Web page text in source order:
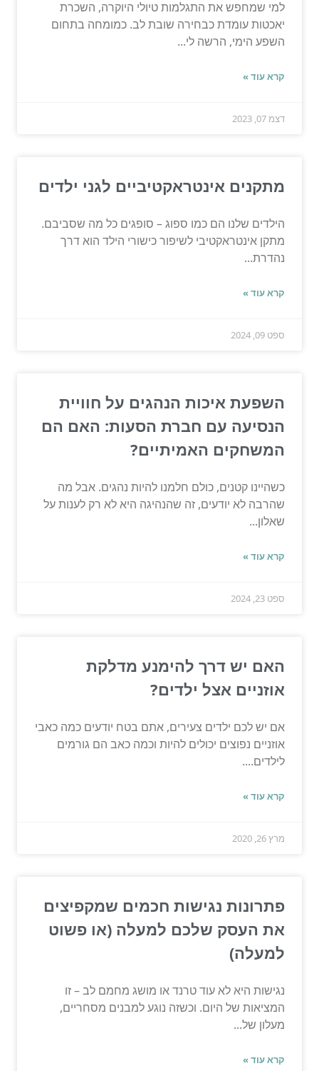
למי שמחפש את התגלמות טיולי היוקרה, השכרת
יאכטות עומדת כבחירה שובת לב. כמומחה בתחום
השפע הימי, הרשה לי...
קרא עוד »
דצמ 07, 2023
מתקנים אינטראקטיביים לגני ילדים
הילדים שלנו הם כמו ספוג – סופגים כל מה שסביבם.
מתקן אינטראקטיבי לשיפור כישורי הילד הוא דרך
נהדרת...
קרא עוד »
ספט 09, 2024
השפעת איכות הנהגים על חוויית
הנסיעה עם חברת הסעות: האם הם
המשחקים האמיתיים?
כשהיינו קטנים, כולם חלמנו להיות נהגים. אבל מה
שהרבה לא יודעים, זה שהנהיגה היא לא רק לענות על
שאלון...
קרא עוד »
ספט 23, 2024
האם יש דרך להימנע מדלקת
אוזניים אצל ילדים?
אם יש לכם ילדים צעירים, אתם בטח יודעים כמה כאבי
אוזניים נפוצים יכולים להיות וכמה כאב הם גורמים
לילדים....
קרא עוד »
מרץ 26, 2020
פתרונות נגישות חכמים שמקפיצים
את העסק שלכם למעלה (או פשוט
למעלה)
נגישות היא לא עוד טרנד או מושג מחמם לב – זו
המציאות של היום. וכשזה נוגע למבנים מסחריים,
מעלון של...
קרא עוד »